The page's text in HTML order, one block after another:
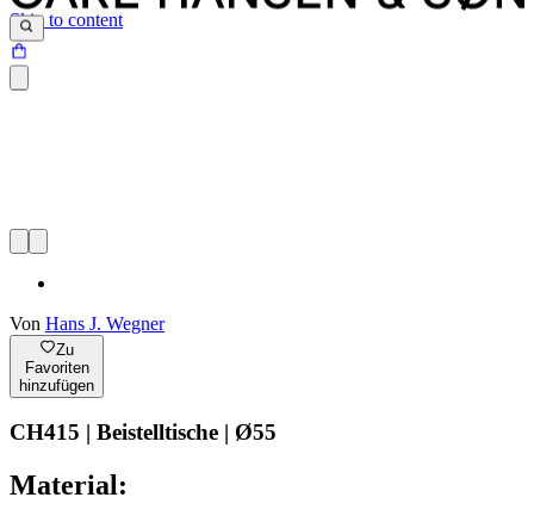
Skip to content
Von Hans J. Wegner
Zu
Favoriten
hinzufügen
CH415 | Beistelltische | Ø55
Material: